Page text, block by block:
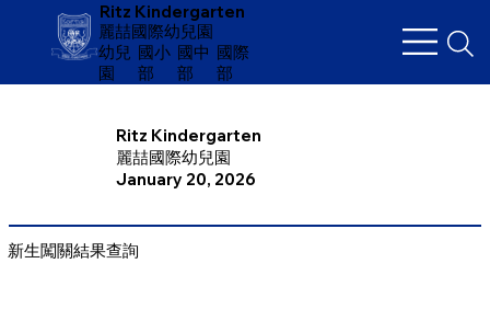
Ritz Kindergarten
麗喆國際幼兒園
幼兒
園
​國小
部
國中
部
國際
部
Ritz Kindergarten
麗喆國際幼兒園
January 20, 2026
新生闖關結果查詢